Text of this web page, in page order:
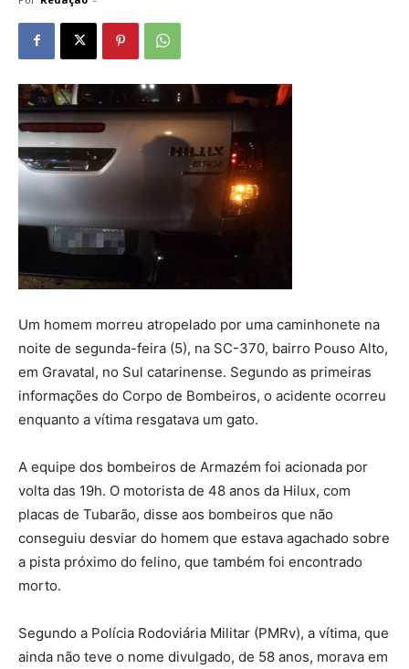
Um homem morreu atropelado por uma caminhonete na
noite de segunda-feira (5), na SC-370, bairro Pouso Alto,
em Gravatal, no Sul catarinense. Segundo as primeiras
informações do Corpo de Bombeiros, o acidente ocorreu
enquanto a vítima resgatava um gato.
A equipe dos bombeiros de Armazém foi acionada por
volta das 19h. O motorista de 48 anos da Hilux, com
placas de Tubarão, disse aos bombeiros que não
conseguiu desviar do homem que estava agachado sobre
a pista próximo do felino, que também foi encontrado
morto.
Segundo a Polícia Rodoviária Militar (PMRv), a vítima, que
ainda não teve o nome divulgado, de 58 anos, morava em